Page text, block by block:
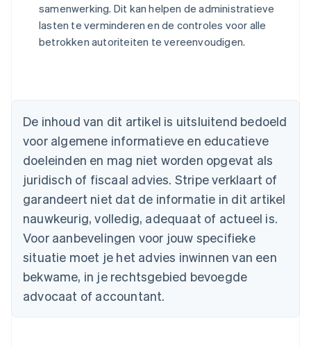
samenwerking. Dit kan helpen de administratieve
lasten te verminderen en de controles voor alle
betrokken autoriteiten te vereenvoudigen.
De inhoud van dit artikel is uitsluitend bedoeld
voor algemene informatieve en educatieve
doeleinden en mag niet worden opgevat als
juridisch of fiscaal advies. Stripe verklaart of
garandeert niet dat de informatie in dit artikel
nauwkeurig, volledig, adequaat of actueel is.
Voor aanbevelingen voor jouw specifieke
situatie moet je het advies inwinnen van een
bekwame, in je rechtsgebied bevoegde
advocaat of accountant.
Australië
België
Nederlands FrançaisDeutschEnglish
Brazilië
Português English
Bulgarije
English
English Français
Cyprus
Denemarken
English